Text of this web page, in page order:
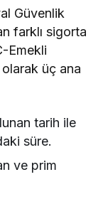
Güvenlik
farklı sigorta
Emekli
üç ana
tarih ile
süre.
ve prim